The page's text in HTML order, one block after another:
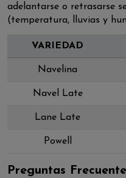
adelantarse o retrasarse
(temperatura, lluvias y
VARIEDAD
Navelina
Navel Late
Lane Late
Powell
Preguntas